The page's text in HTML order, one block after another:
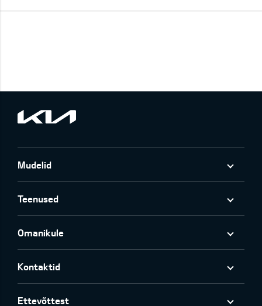
Mudelid
Teenused
Omanikule
Kontaktid
Ettevõttest